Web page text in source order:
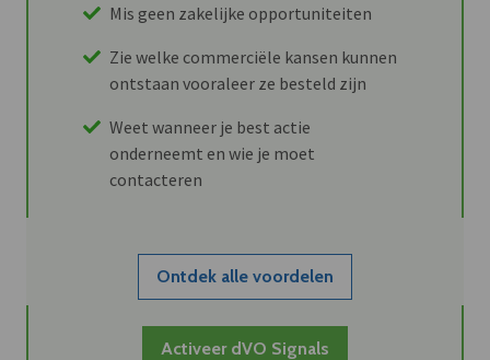
Mis geen zakelijke opportuniteiten
Zie welke commerciële kansen kunnen
ontstaan vooraleer ze besteld zijn
Weet wanneer je best actie
onderneemt en wie je moet
contacteren
Ontdek alle voordelen
Activeer dVO Signals